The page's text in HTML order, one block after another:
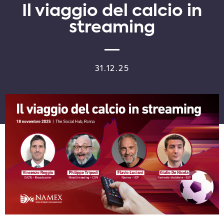
Il viaggio del calcio in
streaming
31.12.25